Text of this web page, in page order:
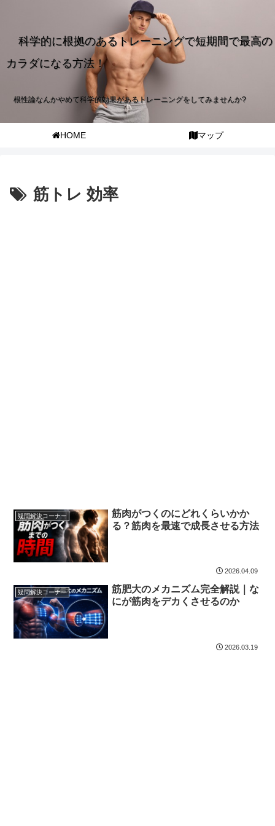
科学的に根拠のあるトレーニングで短期間で最高の
カラダになる方法！
根性論なんかやめて科学的効果があるトレーニングをしてみませんか?
HOME マップ
筋トレ 効率
疑問解決コーナー
筋肉がつくのにどれくらいかか
る？筋肉を最速で成長させる方法
2026.04.09
疑問解決コーナー
筋肥大のメカニズム完全解説｜な
にが筋肉をデカくさせるのか
2026.03.19